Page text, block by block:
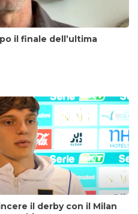
il finale dell’ultima
il derby con il Milan